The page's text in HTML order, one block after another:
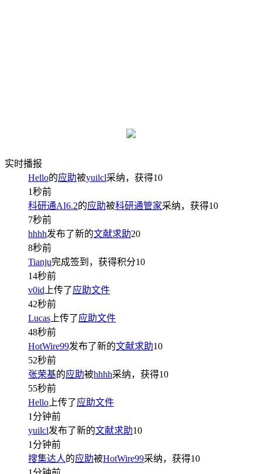
实时播报
Hello的应助被yuilcl采纳，获得10
1秒前
科研通AI6.2的应助被科研通管家采纳，获得10
7秒前
hhhh发布了新的文献求助20
8秒前
Tianju完成签到，获得积分10
14秒前
v0id 上传了应助文件
42秒前
Lucas 上传了应助文件
48秒前
HotWire99发布了新的文献求助10
52秒前
张荣基的应助被hhhh采纳，获得10
55秒前
Hello 上传了应助文件
1分钟前
yuilcl发布了新的文献求助10
1分钟前
搜集达人的应助被HotWire99采纳，获得10